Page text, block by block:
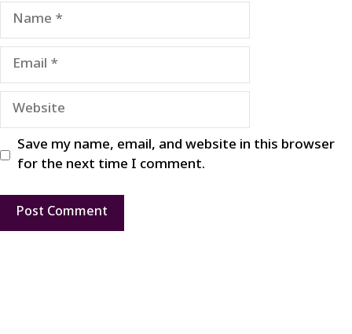
Name
Email
Website
Save my name, email, and website in this browser
for the next time I comment.